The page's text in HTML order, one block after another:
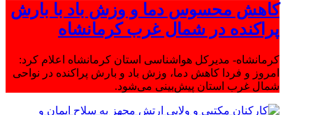
کاهش محسوس دما و وزش باد با بارش
پراکنده در شمال غرب کرمانشاه
کرمانشاه- مدیرکل هواشناسی استان کرمانشاه اعلام کرد:
امروز و فردا کاهش دما، وزش باد و بارش پراکنده در نواحی
شمال غرب استان پیش‌بینی می‌شود.